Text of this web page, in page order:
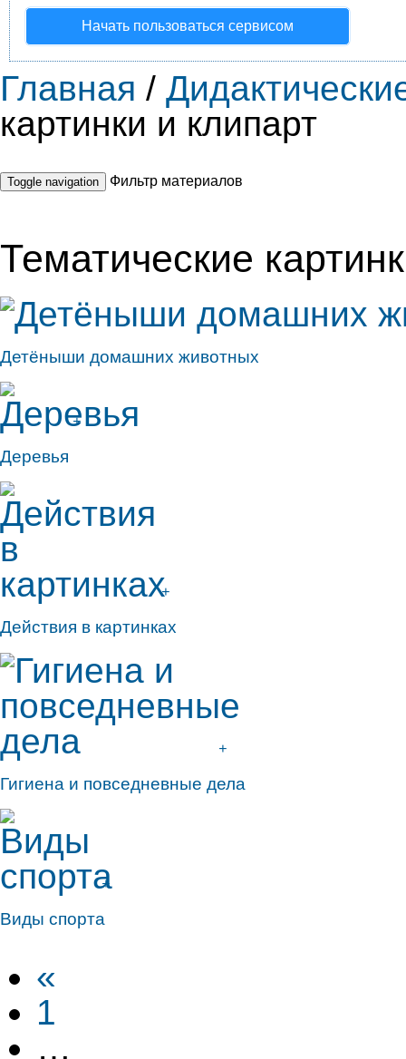
Начать пользоваться сервисом
Главная /
картинки и клипарт
Toggle navigation Фильтр материалов
Тематические
Детёныши домашних животных
+
Деревья
+
Действия в картинках
+
Гигиена и повседневные дела
+
Виды спорта
«
1
…